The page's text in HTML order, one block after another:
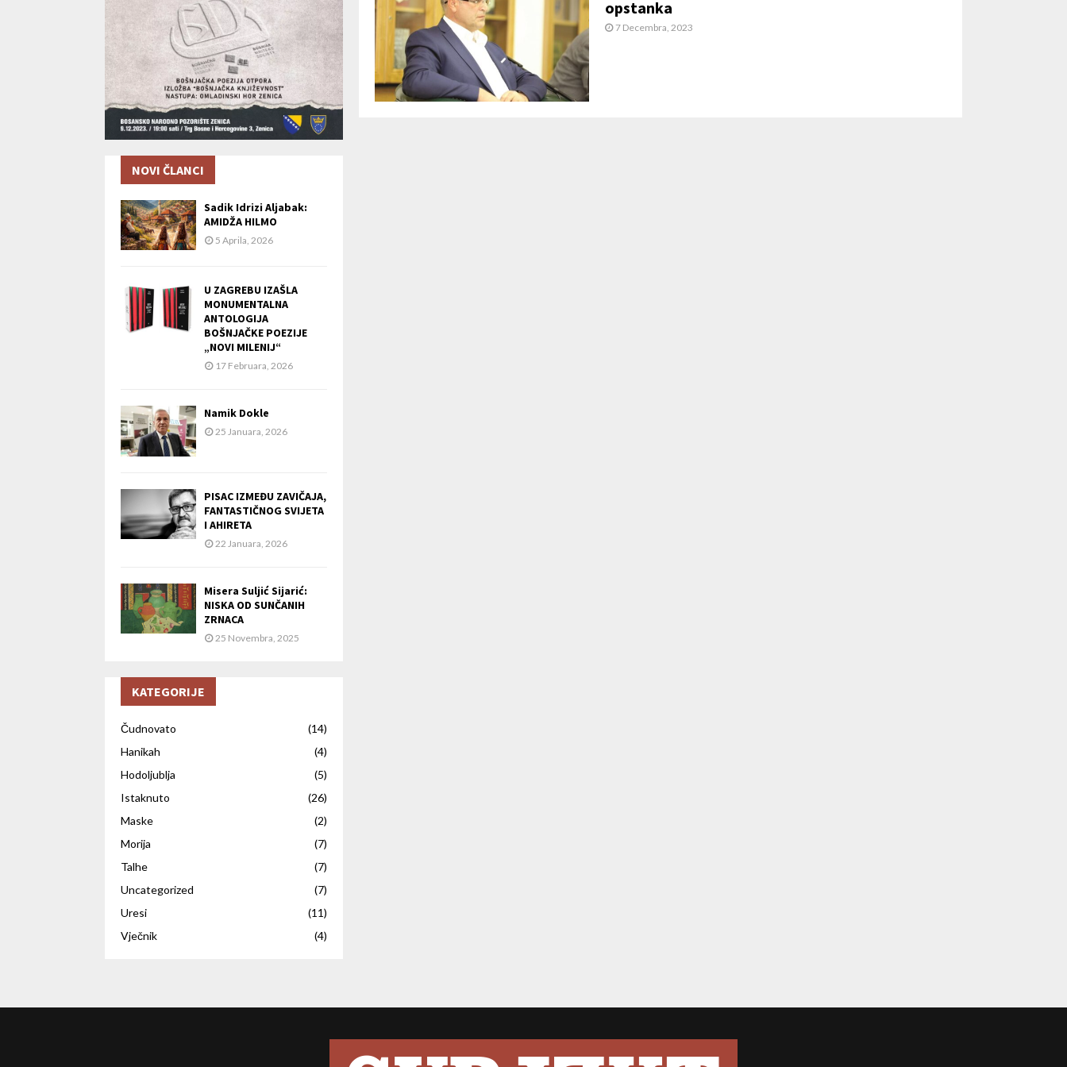
opstanka
7 Decembra, 2023
NOVI ČLANCI
Sadik Idrizi Aljabak:
AMIDŽA HILMO
5 Aprila, 2026
U ZAGREBU IZAŠLA
MONUMENTALNA
ANTOLOGIJA
BOŠNJAČKE POEZIJE
„NOVI MILENIJ“
17 Februara, 2026
Namik Dokle
25 Januara, 2026
PISAC IZMEĐU ZAVIČAJA,
FANTASTIČNOG SVIJETA
I AHIRETA
22 Januara, 2026
Misera Suljić Sijarić:
NISKA OD SUNČANIH
ZRNACA
25 Novembra, 2025
KATEGORIJE
Čudnovato
(14)
Hanikah
(4)
Hodoljublja
(5)
Istaknuto
(26)
Maske
(2)
Morija
(7)
Talhe
(7)
Uncategorized
(7)
Uresi
(11)
Vječnik
(4)